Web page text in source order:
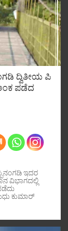
ದ್ವಿತೀಯ ಪಿ
ಪಡೆದ
ಇದರ
ವಿಭಾಗದಲ್ಲಿ
ಕುಮಾರ್